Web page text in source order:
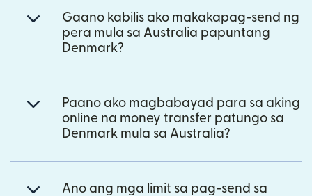
Gaano kabilis ako makakapag-send ng
pera mula sa Australia papuntang
Denmark?
Paano ako magbabayad para sa aking
online na money transfer patungo sa
Denmark mula sa Australia?
Ano ang mga limit sa pag-send sa